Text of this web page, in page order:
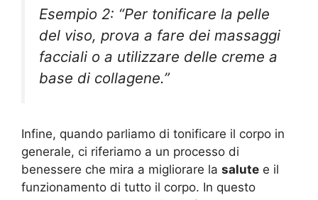
Esempio 2: “Per tonificare la pelle
del viso, prova a fare dei massaggi
facciali o a utilizzare delle creme a
base di collagene.”
Infine, quando parliamo di tonificare il corpo in
generale, ci riferiamo a un processo di
benessere che mira a migliorare la salute e il
funzionamento di tutto il corpo. In questo